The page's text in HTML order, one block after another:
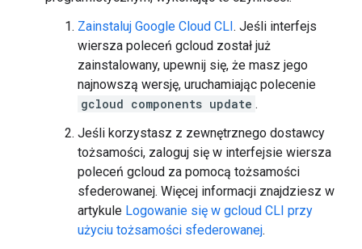
Zainstaluj Google Cloud CLI. Jeśli interfejs
wiersza poleceń gcloud został już
zainstalowany, upewnij się, że masz jego
najnowszą wersję, uruchamiając polecenie
gcloud components update .
Jeśli korzystasz z zewnętrznego dostawcy
tożsamości, zaloguj się w interfejsie wiersza
poleceń gcloud za pomocą tożsamości
sfederowanej. Więcej informacji znajdziesz w
artykule Logowanie się w gcloud CLI przy
użyciu tożsamości sfederowanej.